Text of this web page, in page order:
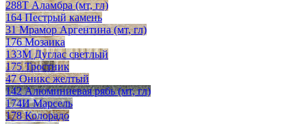
288Т Аламбра (мт, гл)
164 Пестрый камень
31 Мрамор Аргентина (мт, гл)
176 Мозаика
133М Дуглас светлый
175 Тростник
47 Оникс желтый
142 Алюминиевая рябь (мт, гл)
174И Марсель
178 Колорадо